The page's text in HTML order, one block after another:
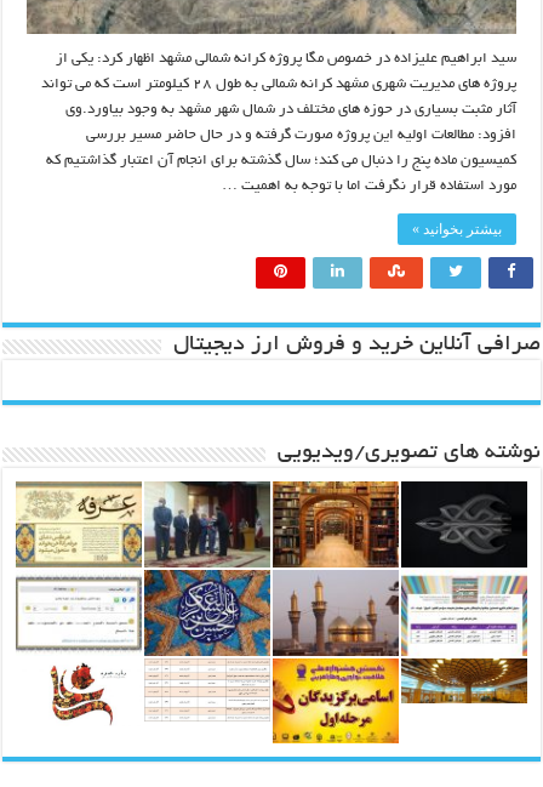
سید ابراهیم علیزاده در خصوص مگا پروژه کرانه شمالی مشهد اظهار کرد: یکی از
پروژه های مدیریت شهری مشهد کرانه شمالی به طول ۲۸ کیلومتر است که می تواند
آثار مثبت بسیاری در حوزه های مختلف در شمال شهر مشهد به وجود بیاورد.وی
افزود: مطالعات اولیه این پروژه صورت گرفته و در حال حاضر مسیر بررسی
کمیسیون ماده پنج را دنبال می کند؛ سال گذشته برای انجام آن اعتبار گذاشتیم که
مورد استفاده قرار نگرفت اما با توجه به اهمیت …
بیشتر بخوانید »
صرافی آنلاین خرید و فروش ارز دیجیتال
نوشته های تصویری/ویدیویی